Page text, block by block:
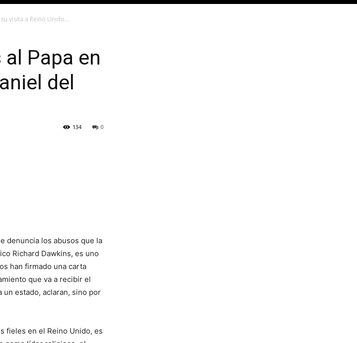
visita a Reino Unido...
Papa en
del
0
134
denuncia los abusos que la
Richard Dawkins, es uno
han firmado una carta
que va a recibir el
un estado, aclaran, sino por
fieles en el Reino Unido, es